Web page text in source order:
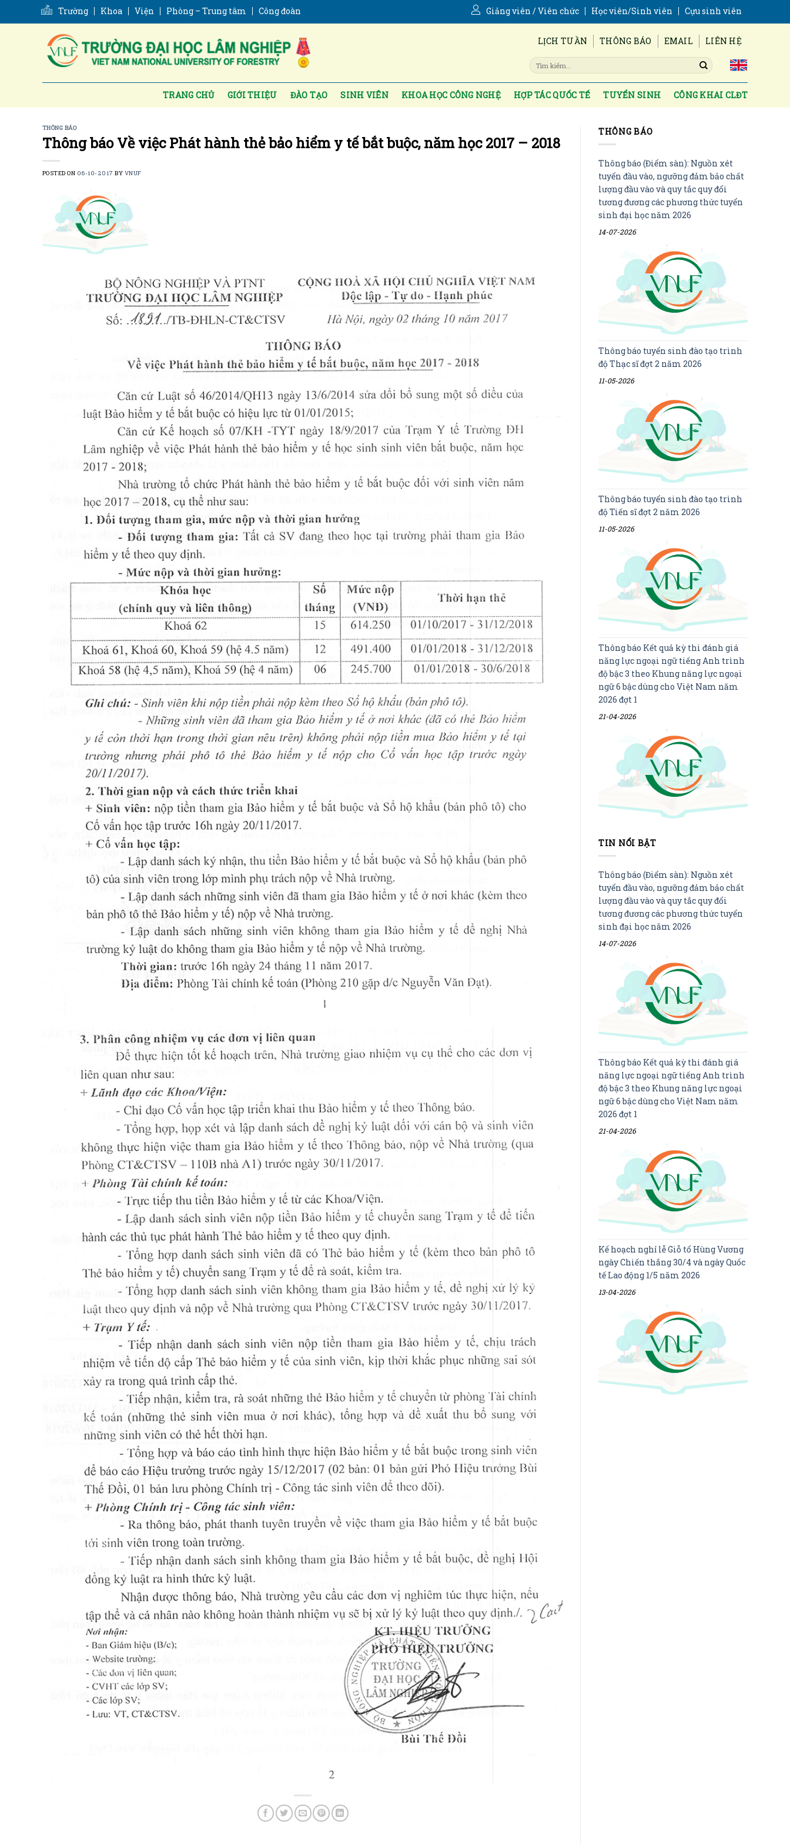
Trường Khoa Viện Phòng – Trung tâm Công đoàn Giảng viên / Viên chức Học viên/Sinh viên Cựu sinh viên
LỊCH TUẦN THÔNG BÁO EMAIL LIÊN HỆ
TRANG CHỦ GIỚI THIỆU ĐÀO TẠO SINH VIÊN KHOA HỌC CÔNG NGHỆ HỢP TÁC QUỐC TẾ TUYỂN SINH CÔNG KHAI CLĐT
THÔNG BÁO
Thông báo Về việc Phát hành thẻ bảo hiểm y tế bắt buộc, năm học 2017 – 2018
POSTED ON 06-10-2017 BY VNUF
THÔNG BÁO
Thông báo (Điểm sàn): Nguồn xét
tuyển đầu vào, ngưỡng đảm bảo chất
lượng đầu vào và quy tắc quy đổi
tương đương các phương thức tuyển
sinh đại học năm 2026
14-07-2026
Thông báo tuyển sinh đào tạo trình
độ Thạc sĩ đợt 2 năm 2026
11-05-2026
Thông báo tuyển sinh đào tạo trình
độ Tiến sĩ đợt 2 năm 2026
11-05-2026
Thông báo Kết quả kỳ thi đánh giá
năng lực ngoại ngữ tiếng Anh trình
độ bậc 3 theo Khung năng lực ngoại
ngữ 6 bậc dùng cho Việt Nam năm
2026 đợt 1
21-04-2026
TIN NỔI BẬT
Thông báo (Điểm sàn): Nguồn xét
tuyển đầu vào, ngưỡng đảm bảo chất
lượng đầu vào và quy tắc quy đổi
tương đương các phương thức tuyển
sinh đại học năm 2026
14-07-2026
Thông báo Kết quả kỳ thi đánh giá
năng lực ngoại ngữ tiếng Anh trình
độ bậc 3 theo Khung năng lực ngoại
ngữ 6 bậc dùng cho Việt Nam năm
2026 đợt 1
21-04-2026
Kế hoạch nghỉ lễ Giỗ tổ Hùng Vương
ngày Chiến thắng 30/4 và ngày Quốc
tế Lao động 1/5 năm 2026
13-04-2026